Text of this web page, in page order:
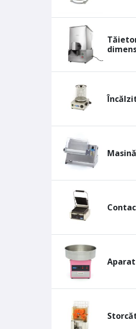
Aparat